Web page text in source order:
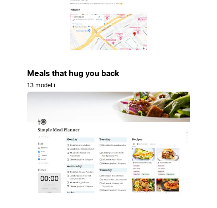
Meals that hug you back
13 modelli